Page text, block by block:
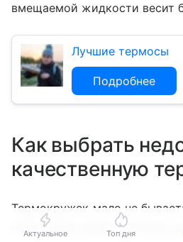
вмещаемой жидкости весит
Лучшие термосы
Подробнее
Как выбрать
качественную
Термокружек мало не
кофе, более вместительные
Актуальное Топ дня